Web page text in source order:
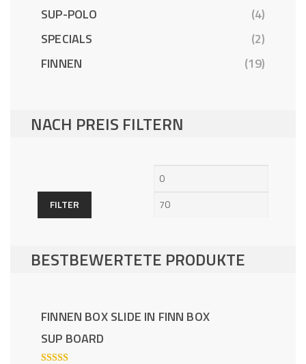
SUP-POLO
(4)
SPECIALS
(2)
FINNEN
(19)
NACH PREIS FILTERN
Min.
Preis
FILTER
BESTBEWERTETE PRODUKTE
FINNEN BOX SLIDE IN FINN BOX
SUP BOARD